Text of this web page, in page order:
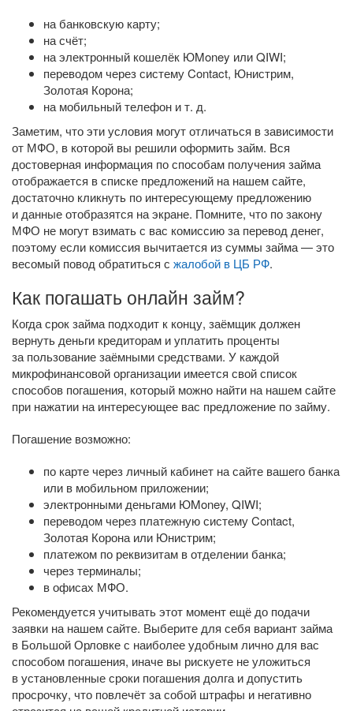
на банковскую карту;
на счёт;
на электронный кошелёк ЮMoney или QIWI;
переводом через систему Contact, Юнистрим,
Золотая Корона;
на мобильный телефон и т. д.
Заметим, что эти условия могут отличаться в зависимости
от МФО, в которой вы решили оформить займ. Вся
достоверная информация по способам получения займа
отображается в списке предложений на нашем сайте,
достаточно кликнуть по интересующему предложению
и данные отобразятся на экране. Помните, что по закону
МФО не могут взимать с вас комиссию за перевод денег,
поэтому если комиссия вычитается из суммы займа — это
весомый повод обратиться с жалобой в ЦБ РФ.
Как погашать онлайн займ?
Когда срок займа подходит к концу, заёмщик должен
вернуть деньги кредиторам и уплатить проценты
за пользование заёмными средствами. У каждой
микрофинансовой организации имеется свой список
способов погашения, который можно найти на нашем сайте
при нажатии на интересующее вас предложение по займу.
Погашение возможно:
по карте через личный кабинет на сайте вашего банка
или в мобильном приложении;
электронными деньгами ЮMoney, QIWI;
переводом через платежную систему Contact,
Золотая Корона или Юнистрим;
платежом по реквизитам в отделении банка;
через терминалы;
в офисах МФО.
Рекомендуется учитывать этот момент ещё до подачи
заявки на нашем сайте. Выберите для себя вариант займа
в Большой Орловке с наиболее удобным лично для вас
способом погашения, иначе вы рискуете не уложиться
в установленные сроки погашения долга и допустить
просрочку, что повлечёт за собой штрафы и негативно